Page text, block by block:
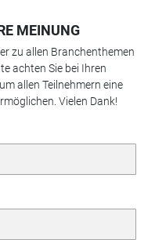
MEINUNG
zu allen Branchenthemen
achten Sie bei Ihren
allen Teilnehmern eine
Vielen Dank!